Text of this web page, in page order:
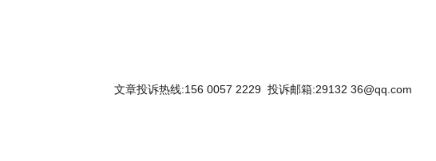
文章投诉热线:156 0057 2229 投诉邮箱:29132 36@qq.com